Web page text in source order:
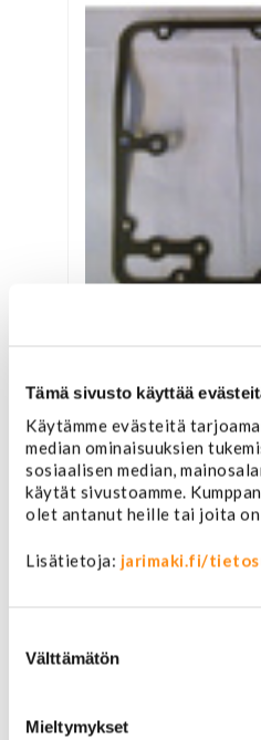
Tämä sivusto käyttää
Käytämme evästeitä
median ominaisuuksien
sosiaalisen median,
käytät sivustoamme.
olet antanut heille tai joita
Lisätietoja: jarimaki.fi/
valinta
Välttämätön
Mieltymykset
39,00 €